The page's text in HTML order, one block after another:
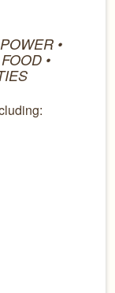
•
•